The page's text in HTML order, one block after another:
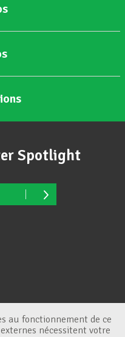
Spotlight
au fonctionnement de ce
nécessitent votre